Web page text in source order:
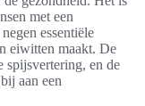
met een
essentiële
eiwitten maakt. De
spijsvertering, en de
aan een